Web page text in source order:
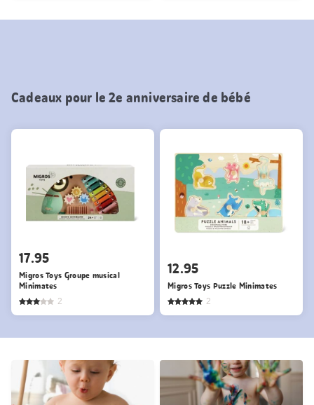
Cadeaux pour le 2e anniversaire de bébé
17.95
Migros Toys Groupe musical
Minimates
2
12.95
Migros Toys Puzzle Minimates
2